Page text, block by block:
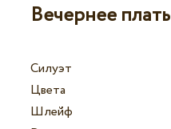
Вечернее
Силуэт
Цвета
Шлейф